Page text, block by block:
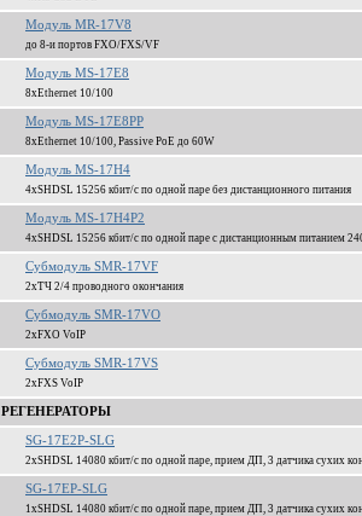
Модуль MR-17V8
до 8-и портов FXO/FXS/VF
Модуль MS-17E8
8xEthernet 10/100
Модуль MS-17E8PP
8xEthernet 10/100, Passive PoE до 60W
Модуль MS-17H4
4xSHDSL 15256 кбит/c по одной паре без дистанционного питания
Модуль MS-17H4P2
4xSHDSL 15256 кбит/c по одной паре c дистанционным питанием
Субмодуль SMR-17VF
2xТЧ 2/4 проводного окончания
Субмодуль SMR-17VO
2xFXO VoIP
Субмодуль SMR-17VS
2xFXS VoIP
РЕГЕНЕРАТОРЫ
SG-17E2P-SLG
2xSHDSL 14080 кбит/c по одной паре, прием ДП, 3 датчика сухих
SG-17EP-SLG
1xSHDSL 14080 кбит/c по одной паре, прием ДП, 3 датчика сухих